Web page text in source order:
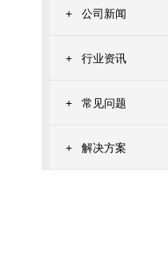
+ 公司新闻
+ 行业资讯
+ 常见问题
+ 解决方案